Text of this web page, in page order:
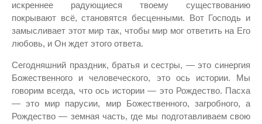
искреннее радующиеся твоему существованию
покрывают всё, становятся бесценными. Вот Господь и
замысливает этот мир так, чтобы мир мог ответить на Его
любовь, и Он ждет этого ответа.
Сегодняшний праздник, братья и сестры, — это синергия
Божественного и человеческого, это ось истории. Мы
говорим всегда, что ось истории — это Рождество. Пасха
— это мир парусии, мир Божественного, загробного, а
Рождество — земная часть, где мы подготавливаем свою